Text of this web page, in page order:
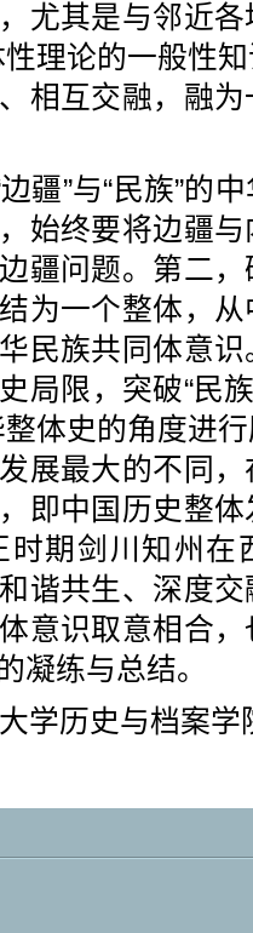
尤其是与邻近
理论的一般性
相互交融，融
疆”与“民族”的
始终要将边疆
疆问题。第二
为一个整体，
民族共同体意
局限，突破“民
体史的角度进
展最大的不同
即中国历史整
期剑川知州在
谐共生、深度
意识取意相合
凝练与总结。
学历史与档案学